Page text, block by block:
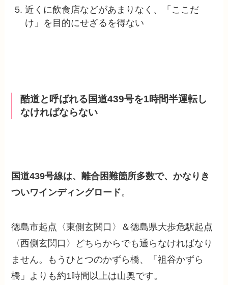
近くに飲食店などがあまりなく、「ここだ
け」を目的にせざるを得ない
酷道と呼ばれる国道439号を1時間半運転し
なければならない
国道439号線は、離合困難箇所多数で、かなりき
ついワインディングロード。
徳島市起点〈東側玄関口〉＆徳島県大歩危駅起点
〈西側玄関口〉どちらからでも通らなければなり
ません。もうひとつのかずら橋、「祖谷かずら
橋」よりも約1時間以上は山奥です。